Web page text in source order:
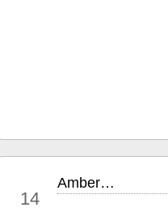
14
Amber…